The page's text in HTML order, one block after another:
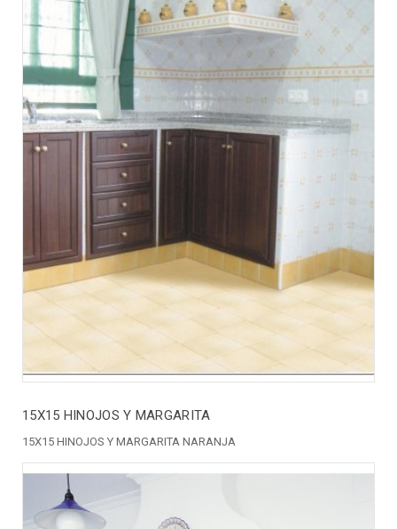
15X15 HINOJOS Y MARGARITA
15X15 HINOJOS Y MARGARITA NARANJA